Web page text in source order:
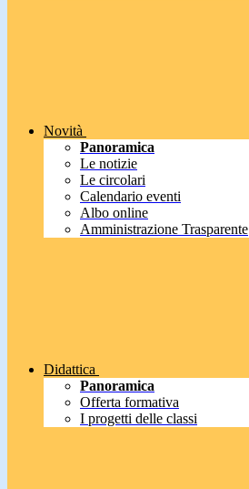
Novità
Panoramica
Le notizie
Le circolari
Calendario eventi
Albo online
Amministrazione Trasparente
Didattica
Panoramica
Offerta formativa
I progetti delle classi